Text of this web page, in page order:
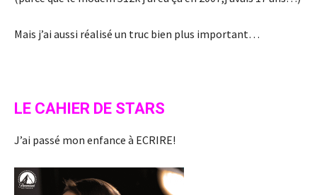
Mais j’ai aussi réalisé un truc bien plus important…
LE CAHIER DE STARS
J’ai passé mon enfance à ECRIRE!